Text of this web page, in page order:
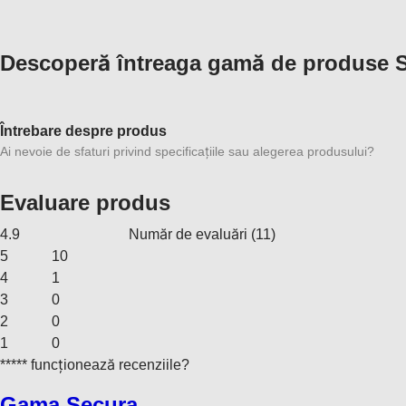
Descoperă întreaga gamă de produse
Întrebare despre produs
Ai nevoie de sfaturi privind specificațiile sau alegerea produsului?
Evaluare produs
4.9 Număr de evaluări (11)
5
10
4
1
3
0
2
0
1
0
***** funcționează recenziile?